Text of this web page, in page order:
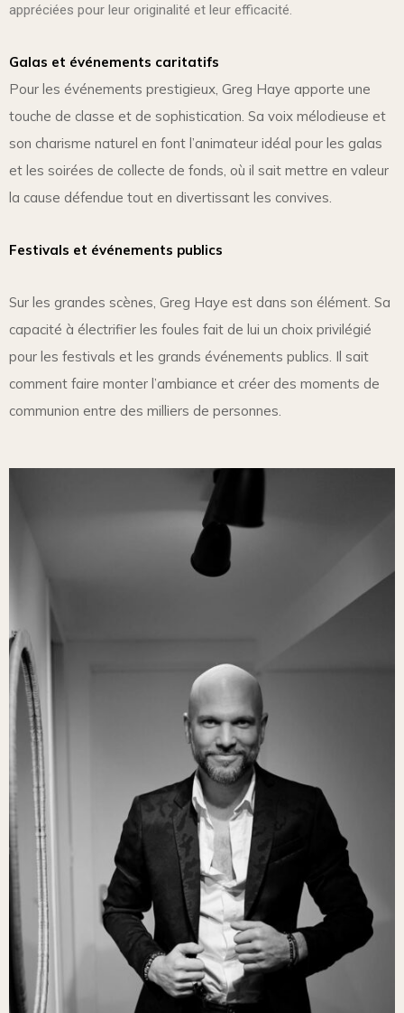
appréciées pour leur originalité et leur efficacité.
Galas et événements caritatifs
Pour les événements prestigieux, Greg Haye apporte une
touche de classe et de sophistication. Sa voix mélodieuse et
son charisme naturel en font l’animateur idéal pour les galas
et les soirées de collecte de fonds, où il sait mettre en valeur
la cause défendue tout en divertissant les convives.
Festivals et événements publics
Sur les grandes scènes, Greg Haye est dans son élément. Sa
capacité à électrifier les foules fait de lui un choix privilégié
pour les festivals et les grands événements publics. Il sait
comment faire monter l’ambiance et créer des moments de
communion entre des milliers de personnes.